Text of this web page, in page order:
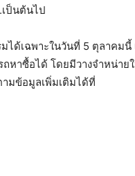
ป็นต้นไป
ด้เฉพาะในวันที่ 5 ตุลาคมนี้
าซื้อได้ โดยมีวางจำหน่าย
มข้อมูลเพิ่มเติมได้ที่